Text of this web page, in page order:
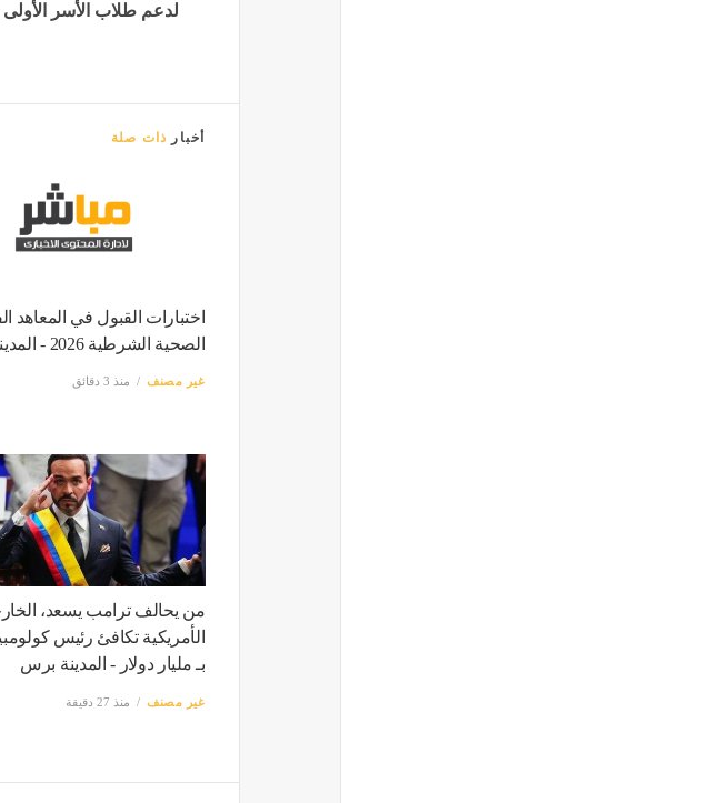
لدعم طلاب الأسر الأولى
أخبار ذات صلة
اختبارات القبول في المعاهد
الصحية الشرطية 2026 - المدينة برس
غير مصنف منذ 3 دقائق
من يحالف ترامب يسعد،
الأمريكية تكافئ رئيس
بـ مليار دولار - المدينة برس
غير مصنف منذ 27 دقيقة